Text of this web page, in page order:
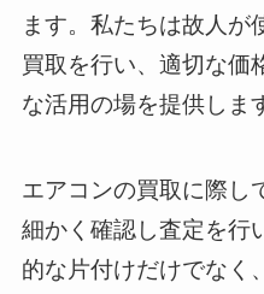
ます。私たちは故人が
買取を行い、適切な価
な活用の場を提供しま
エアコンの買取に際し
細かく確認し査定を行
的な片付けだけでなく